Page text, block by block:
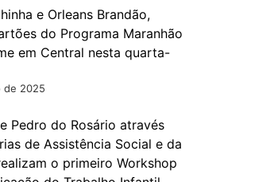
e Orleans Brandão,
do Programa Maranhão
em Central nesta quarta-
de 2025
Pedro do Rosário através
de Assistência Social e da
o primeiro Workshop